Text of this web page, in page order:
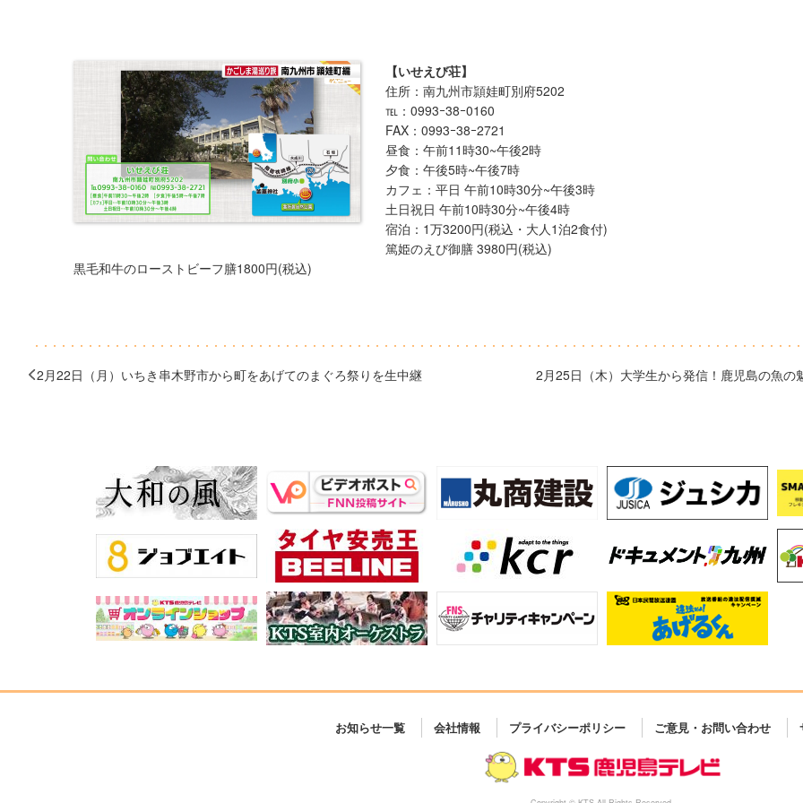
【いせえび荘】
住所：南九州市頴娃町別府5202
℡：0993ｰ38ｰ0160
FAX：0993ｰ38ｰ2721
昼食：午前11時30~午後2時
夕食：午後5時~午後7時
カフェ：平日 午前10時30分~午後3時
土日祝日 午前10時30分~午後4時
宿泊：1万3200円(税込・大人1泊2食付)
篤姫のえび御膳 3980円(税込)
黒毛和牛のローストビーフ膳1800円(税込)
2月22日（月）いちき串木野市から町をあげてのまぐろ祭りを生中継 2月25日（木）大学生から発信！鹿児島の魚の
お知らせ一覧 会社情報 プライバシーポリシー ご意見・お問い合わせ